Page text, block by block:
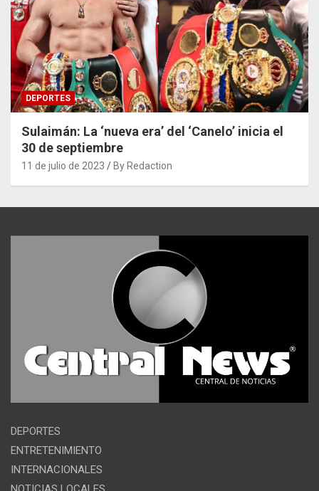
DEPORTES
Sulaimán: La ‘nueva era’ del ‘Canelo’ inicia el
30 de septiembre
11 de julio de 2023 By Redaction
DEPORTES
ENTRETENIMIENTO
INTERNACIONALES